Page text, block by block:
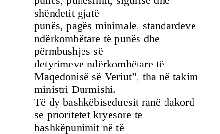
shëndetit gjatë
punës, pagës minimale, standardeve
ndërkombëtare të punës dhe
përmbushjes së
detyrimeve ndërkombëtare të
Maqedonisë së Veriut”, tha në takim
ministri Durmishi.
Të dy bashkëbiseduesit ranë dakord
se prioritetet kryesore të
bashkëpunimit në të